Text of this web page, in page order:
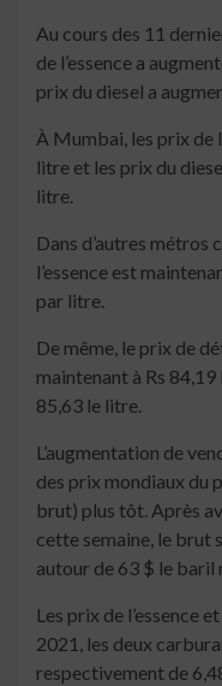
Au cours des 11
de l’essence a
prix du diesel a
À Mumbai, les prix de
litre et les prix du
litre.
Dans d’autres métros
l’essence est
par litre.
De même, le prix de
maintenant à Rs 84,19
85,63 le litre.
L’augmentation de
des prix mondiaux du
brut) plus tôt. Après
cette semaine, le brut
autour de 63 $ le baril
Les prix de l’essence
2021, les deux
respectivement de